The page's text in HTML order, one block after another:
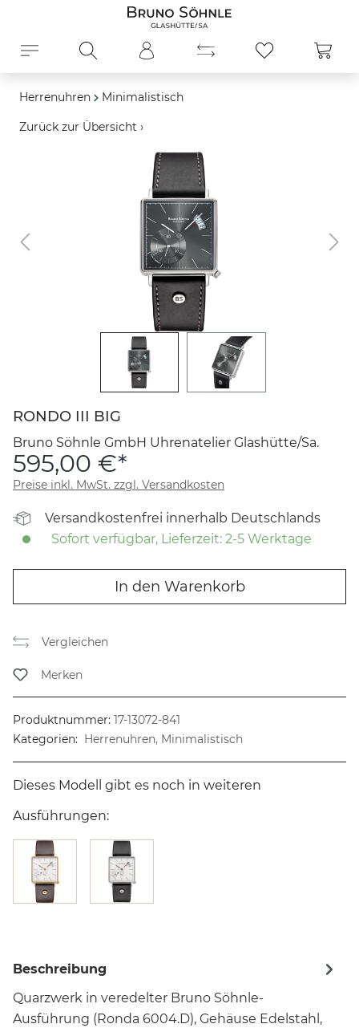
Herrenuhren Minimalistisch
Zurück zur Übersicht ›
Bildergalerie überspringen
RONDO III BIG
Bruno Söhnle GmbH Uhrenatelier Glashütte/Sa.
595,00 €*
Preise inkl. MwSt. zzgl. Versandkosten
Versandkostenfrei innerhalb Deutschlands
Sofort verfügbar, Lieferzeit: 2-5 Werktage
In den Warenkorb
Vergleichen
Merken
Produktnummer: 17-13072-841
Kategorien: Herrenuhren, Minimalistisch
Dieses Modell gibt es noch in weiteren
Ausführungen:
Beschreibung
Quarzwerk in veredelter Bruno Söhnle-
Ausführung (Ronda 6004.D), Gehäuse Edelstahl,